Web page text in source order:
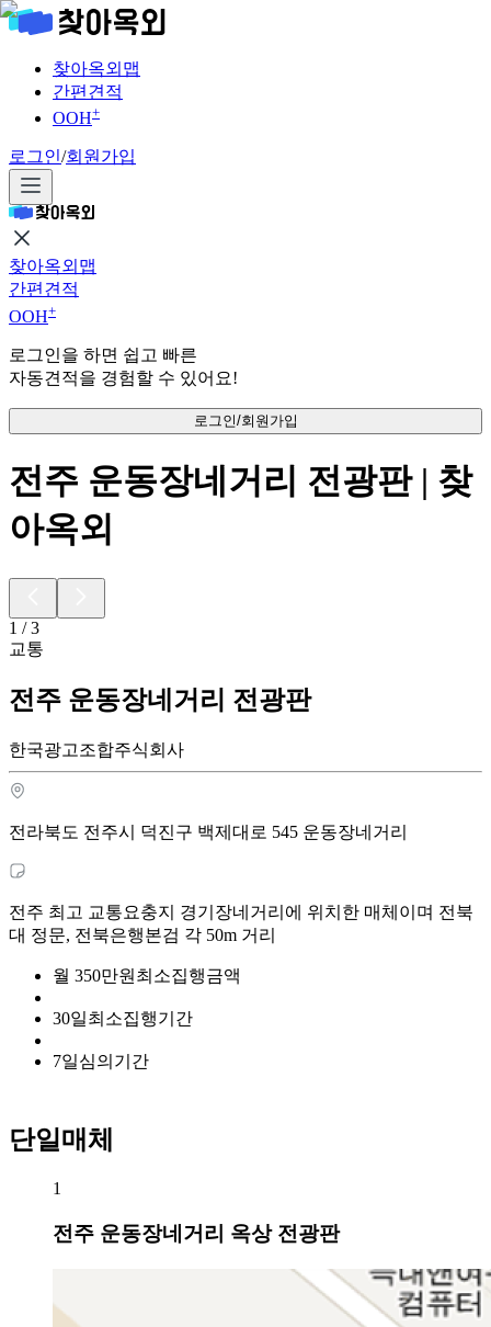
찾아옥외맵
간편견적
OOH+
로그인/회원가입
찾아옥외맵
간편견적
OOH+
로그인을 하면 쉽고 빠른
자동견적을 경험할 수 있어요!
로그인/회원가입
전주 운동장네거리 전광판 | 찾
아옥외
1 /3
교통
전주 운동장네거리 전광판
한국광고조합주식회사
전라북도 전주시 덕진구 백제대로 545 운동장네거리
전주 최고 교통요충지 경기장네거리에 위치한 매체이며 전북
대 정문, 전북은행본검 각 50m 거리
월 350만원 최소집행금액
30일최소집행기간
7일심의기간
단일매체
1
전주 운동장네거리 옥상 전광판